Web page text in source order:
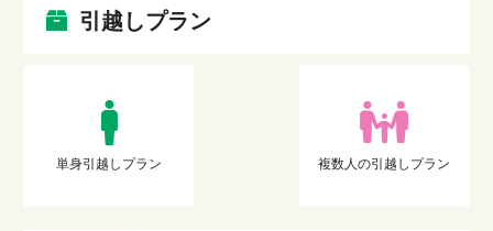
引越しプラン
単身引越しプラン 複数人の引越しプラン